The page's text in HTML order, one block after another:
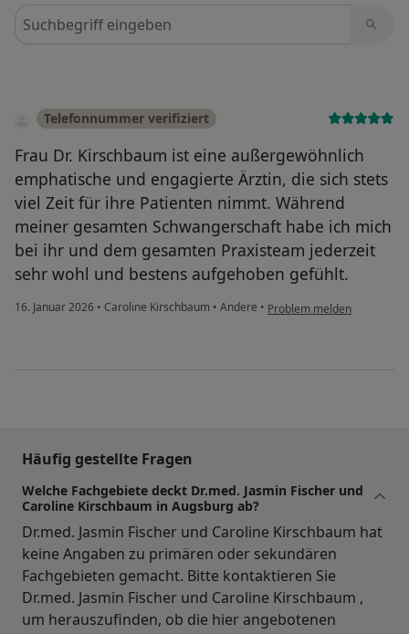
Bewertungen durchsuchen
Telefonnummer verifiziert
Frau Dr. Kirschbaum ist eine außergewöhnlich
emphatische und engagierte Ärztin, die sich stets
viel Zeit für ihre Patienten nimmt. Während
meiner gesamten Schwangerschaft habe ich mich
bei ihr und dem gesamten Praxisteam jederzeit
sehr wohl und bestens aufgehoben gefühlt.
16. Januar 2026 • Caroline Kirschbaum • Andere • Problem melden
Häufig gestellte Fragen
Welche Fachgebiete deckt Dr.med. Jasmin Fischer und
Caroline Kirschbaum in Augsburg ab?
Dr.med. Jasmin Fischer und Caroline Kirschbaum hat
keine Angaben zu primären oder sekundären
Fachgebieten gemacht. Bitte kontaktieren Sie
Dr.med. Jasmin Fischer und Caroline Kirschbaum ,
um herauszufinden, ob die hier angebotenen